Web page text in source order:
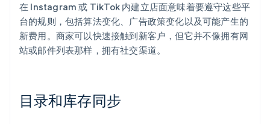
在 Instagram 或 TikTok 内建立店面意味着要遵守这些平
台的规则，包括算法变化、广告政策变化以及可能产生的
新费用。商家可以快速接触到新客户，但它并不像拥有网
站或邮件列表那样，拥有社交渠道。
目录和库存同步